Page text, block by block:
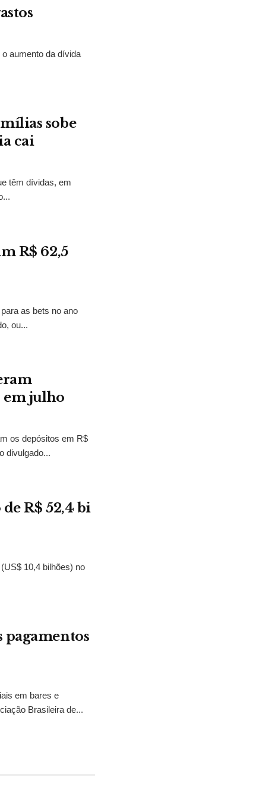
aumento da dívida
sobe
cai
têm dívidas, em
R$ 62,5
as bets no ano
ou...
em julho
os depósitos em R$
divulgado...
R$ 52,4 bi
10,4 bilhões) no
em bares e
Brasileira de...